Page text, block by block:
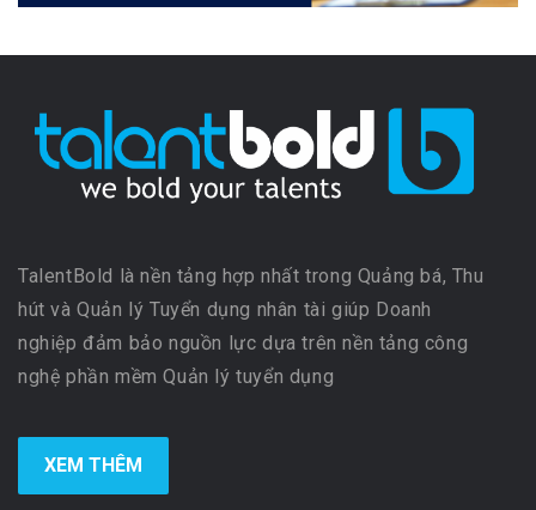
TalentBold là nền tảng hợp nhất trong Quảng bá, Thu
hút và Quản lý Tuyển dụng nhân tài giúp Doanh
nghiệp đảm bảo nguồn lực dựa trên nền tảng công
nghệ phần mềm Quản lý tuyển dụng
XEM THÊM